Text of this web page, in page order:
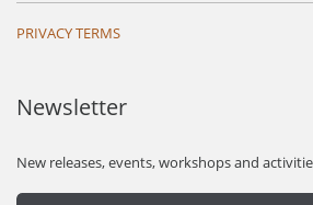
PRIVACY TERMS
Newsletter
New releases, events, workshops and